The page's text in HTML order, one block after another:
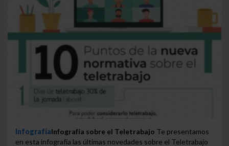
InfografíaInfografía sobre el Teletrabajo Te presentamos
en esta infografía las últimas novedades sobre el Teletrabajo